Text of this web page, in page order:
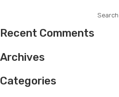
Recent Comments
Archives
Categories